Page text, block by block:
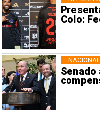
Colo:
Senado
NACIONAL